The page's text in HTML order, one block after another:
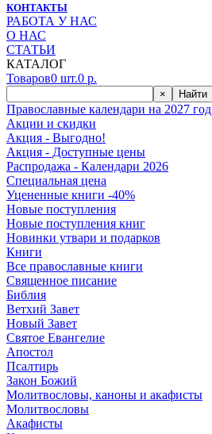
КОНТАКТЫ
РАБОТА У НАС
О НАС
СТАТЬИ
КАТАЛОГ
Товаров0 шт.0 р.
× Найти
Православные календари на 2027 год
Акции и скидки
Акция - Выгодно!
Акция - Доступные цены
Распродажа - Календари 2026
Специальная цена
Уцененные книги -40%
Новые поступления
Новые поступления книг
Новинки утвари и подарков
Книги
Все православные книги
Священное писание
Библия
Ветхий Завет
Новый Завет
Святое Евангелие
Апостол
Псалтирь
Закон Божий
Молитвословы, каноны и акафисты
Молитвословы
Акафисты